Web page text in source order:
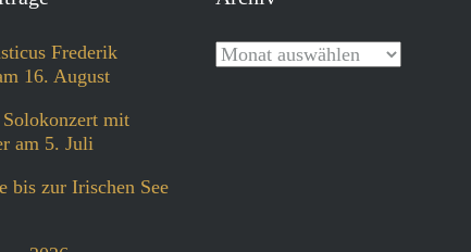
Frederik
16. August
mit
am 5. Juli
bis zur Irischen See